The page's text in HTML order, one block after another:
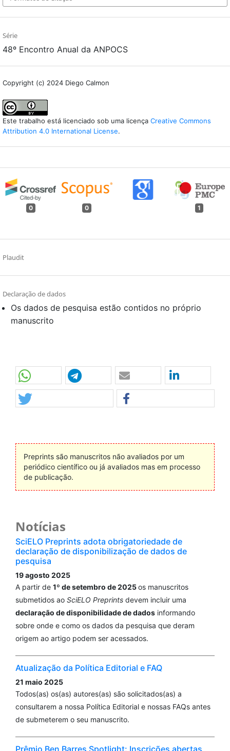
Série
48º Encontro Anual da ANPOCS
Copyright (c) 2024 Diego Calmon
Este trabalho está licenciado sob uma licença Creative Commons
Attribution 4.0 International License.
0 0 1
Plaudit
Declaração de dados
Os dados de pesquisa estão contidos no próprio
manuscrito
Preprints são manuscritos não avaliados por um
periódico científico ou já avaliados mas em processo
de publicação.
Notícias
SciELO Preprints adota obrigatoriedade de
declaração de disponibilização de dados de
pesquisa
19 agosto 2025
A partir de 1º de setembro de 2025os manuscritos
submetidos ao SciELO Preprints devem incluir uma
declaração de disponibilidade de dados informando
sobre onde e como os dados da pesquisa que deram
origem ao artigo podem ser acessados.
Atualização da Política Editorial e FAQ
21 maio 2025
Todos(as) os(as) autores(as) são solicitados(as) a
consultarem a nossa Política Editorial e nossas FAQs antes
de submeterem o seu manuscrito.
Prêmio Ben Barres Spotlight: Inscrições abertas